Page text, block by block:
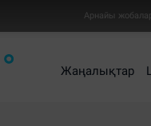
Арнайы
Жаңалықтар